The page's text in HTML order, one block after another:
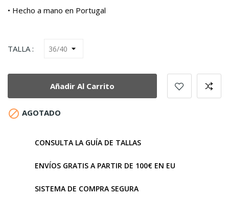
• Hecho a mano en Portugal
TALLA :
Añadir Al Carrito
 AGOTADO
CONSULTA LA GUÍA DE TALLAS
ENVÍOS GRATIS A PARTIR DE 100€ EN EU
SISTEMA DE COMPRA SEGURA